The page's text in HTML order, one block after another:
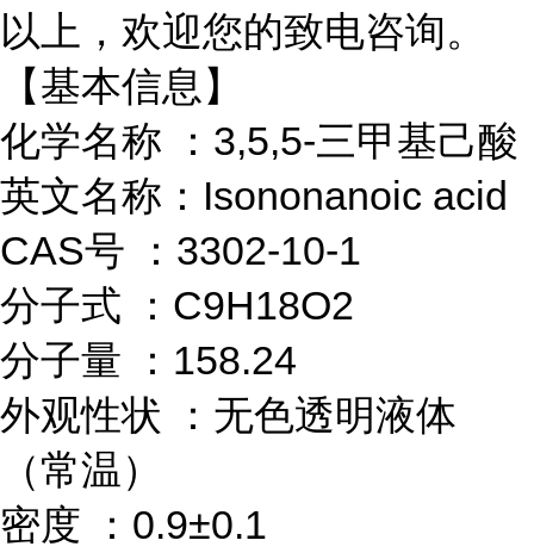
以上，欢迎您的致电咨询。
【基本信息】
化学名称 ：3,5,5-三甲基己酸
英文名称：Isononanoic acid
CAS号 ：3302-10-1
分子式 ：C9H18O2
分子量 ：158.24
外观性状 ：无色透明液体
（常温）
密度 ：0.9±0.1